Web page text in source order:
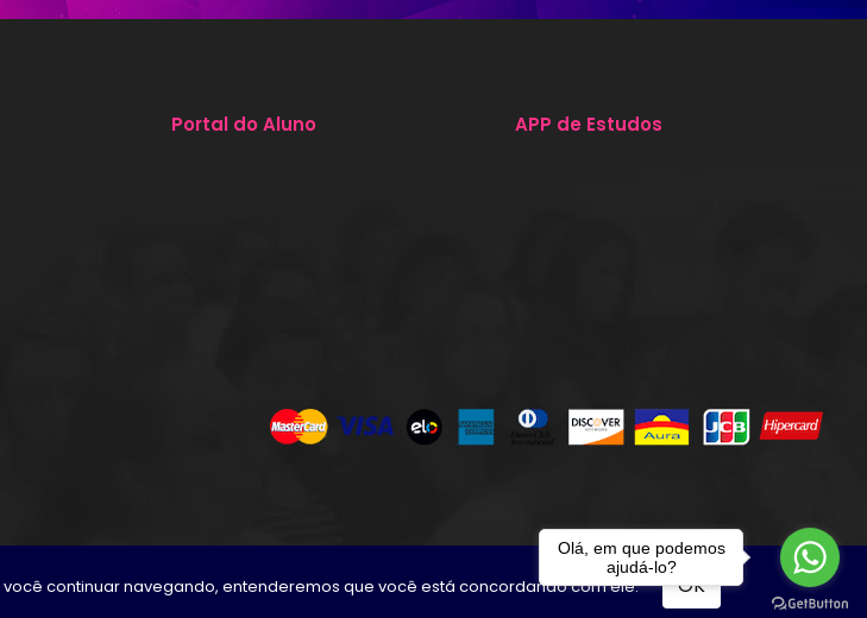
Portal do Aluno APP de Estudos
. CNPJ 08.915.249/0001-39 . Todos os direitos reservados . Desenvolvido porTUTOR
continuar navegando, entenderemos que você está concordando com ele. OK
Olá, em que podemos
ajudá-lo?